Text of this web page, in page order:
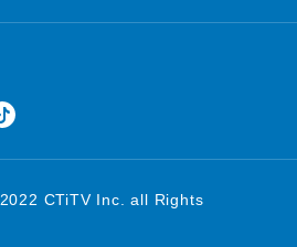
CTiTV Inc. all Rights